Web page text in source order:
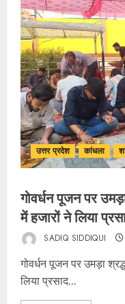
उत्तर प्रदेश कांधला
गोवर्धन पूजन पर
में हजारों ने लिया
SADIQ SIDDIQUI
गोवर्धन पूजन पर उमड़ा
लिया प्रसाद...